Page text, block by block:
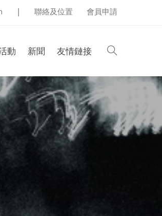
| 聯絡及位置 會員申請
動 新聞 友情鏈接